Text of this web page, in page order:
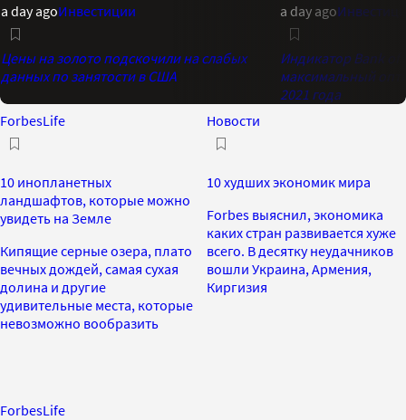
a day agoИнвестиции
Цены на золото подскочили на слабых
данных по занятости в США
a day ago
Индикатор Bank of
максимальный
2021 года
ForbesLife
10 инопланетных
ландшафтов, которые можно
увидеть на Земле
Кипящие серные озера, плато
вечных дождей, самая сухая
долина и другие
удивительные места, которые
невозможно вообразить
Новости
10 худших экономик мира
Forbes выяснил, экономика
каких стран развивается хуже
всего. В десятку неудачников
вошли Украина, Армения,
Киргизия
ForbesLife